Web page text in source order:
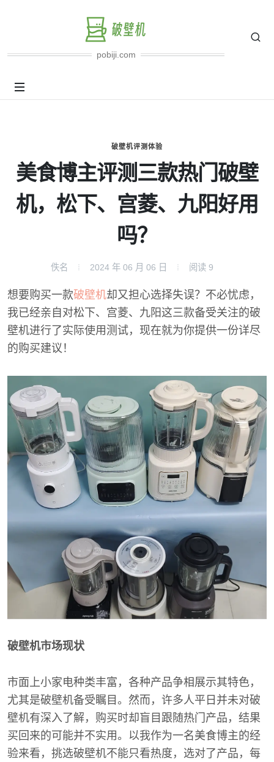
pobiji.com
破壁机评测体验
美食博主评测三款热门破壁
机，松下、宫菱、九阳好用
吗？
佚名 2024 年 06 月 06 日 阅读 9
想要购买一款破壁机却又担心选择失误？不必忧虑，
我已经亲自对松下、宫菱、九阳这三款备受关注的破
壁机进行了实际使用测试，现在就为你提供一份详尽
的购买建议！
破壁机市场现状
市面上小家电种类丰富，各种产品争相展示其特色，
尤其是破壁机备受瞩目。然而，许多人平日并未对破
壁机有深入了解，购买时却盲目跟随热门产品，结果
买回来的可能并不实用。以我作为一名美食博主的经
验来看，挑选破壁机不能只看热度，选对了产品，每